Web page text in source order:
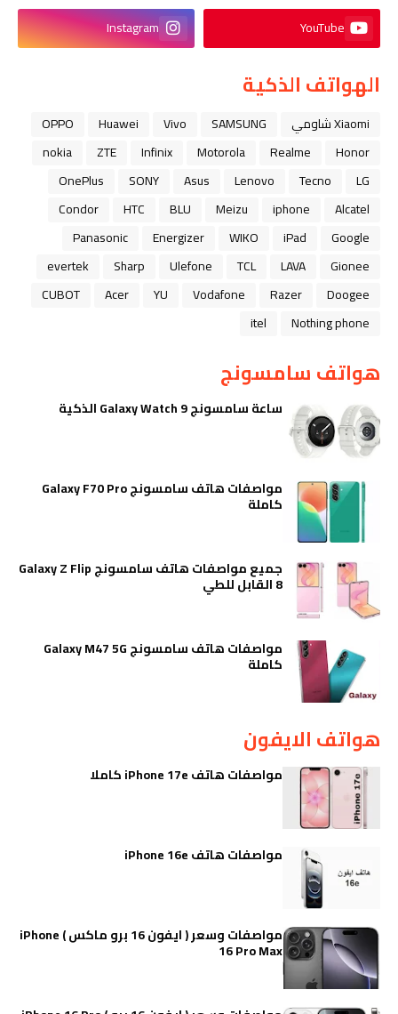
YouTube
Instagram
الهواتف الذكية
Xiaomi شاومي SAMSUNG
Vivo
Huawei
OPPO
Honor
Realme
Motorola
Infinix
ZTE
nokia
LG
Tecno
Lenovo
Asus
SONY
OnePlus
Alcatel
iphone
Meizu
BLU
HTC
Condor
Google
iPad
WIKO
Energizer
Panasonic
Gionee
LAVA
TCL
Ulefone
Sharp
evertek
Doogee
Razer
Vodafone
YU
Acer
CUBOT
Nothing phone
itel
هواتف سامسونج
ساعة سامسونج Galaxy Watch 9 الذكية
مواصفات هاتف سامسونج Galaxy F70 Pro
كاملة
جميع مواصفات هاتف سامسونج Galaxy Z Flip
8 القابل للطي
مواصفات هاتف سامسونج Galaxy M47 5G
كاملة
هواتف الايفون
مواصفات هاتف iPhone 17e كاملا
مواصفات هاتف iPhone 16e
مواصفات وسعر ( ايفون 16 برو ماكس ) iPhone
16 Pro Max